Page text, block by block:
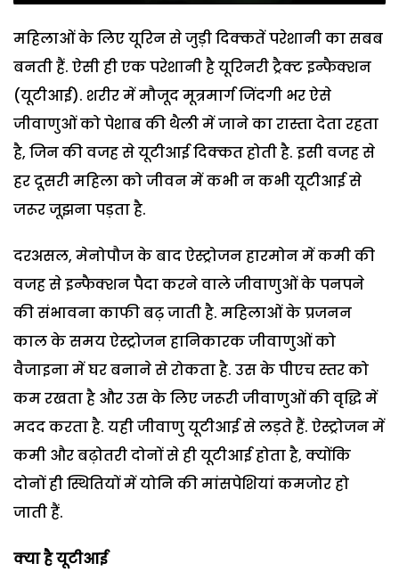
महिलाओं के लिए यूरिन से जुड़ी दिक्कतें परेशानी का सबब
बनती हैं. ऐसी ही एक परेशानी है यूरिनरी ट्रैक्ट इन्फैक्शन
(यूटीआई). शरीर में मौजूद मूत्रमार्ग जिंदगी भर ऐसे
जीवाणुओं को पेशाब की थैली में जाने का रास्ता देता रहता
है, जिन की वजह से यूटीआई दिक्कत होती है. इसी वजह से
हर दूसरी महिला को जीवन में कभी न कभी यूटीआई से
जरूर जूझना पड़ता है.
दरअसल, मेनोपौज के बाद ऐस्ट्रोजन हारमोन में कमी की
वजह से इन्फैक्शन पैदा करने वाले जीवाणुओं के पनपने
की संभावना काफी बढ़ जाती है. महिलाओं के प्रजनन
काल के समय ऐस्ट्रोजन हानिकारक जीवाणुओं को
वैजाइना में घर बनाने से रोकता है. उस के पीएच स्तर को
कम रखता है और उस के लिए जरूरी जीवाणुओं की वृद्धि में
मदद करता है. यही जीवाणु यूटीआई से लड़ते हैं. ऐस्ट्रोजन में
कमी और बढ़ोतरी दोनों से ही यूटीआई होता है, क्योंकि
दोनों ही स्थितियों में योनि की मांसपेशियां कमजोर हो
जाती हैं.
क्या है यूटीआई